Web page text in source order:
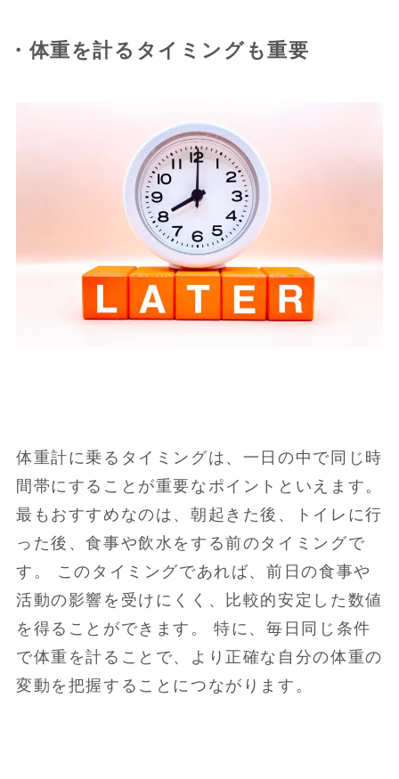
・体重を計るタイミングも重要
体重計に乗るタイミングは、一日の中で同じ時
間帯にすることが重要なポイントといえます。
最もおすすめなのは、朝起きた後、トイレに行
った後、食事や飲水をする前のタイミングで
す。 このタイミングであれば、前日の食事や
活動の影響を受けにくく、比較的安定した数値
を得ることができます。 特に、毎日同じ条件
で体重を計ることで、より正確な自分の体重の
変動を把握することにつながります。